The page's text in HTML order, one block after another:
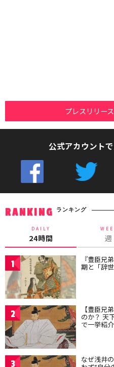
プレスリリー
公式アカウント
RANKING ランキング
DAILY
24時間
1 『豊臣兄
期と「辞
2 【豊臣兄
のか？ 天
で一挙紹介
3 なぜ浅井